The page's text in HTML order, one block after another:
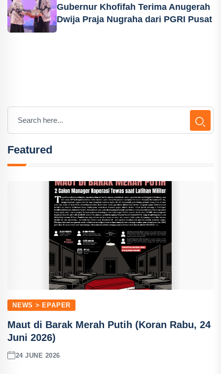
Gubernur Khofifah Terima Anugerah
Dwija Praja Nugraha dari PGRI Pusat
Featured
NEWS > EPAPER
Maut di Barak Merah Putih (Koran Rabu, 24
Juni 2026)
24 JUNE 2026